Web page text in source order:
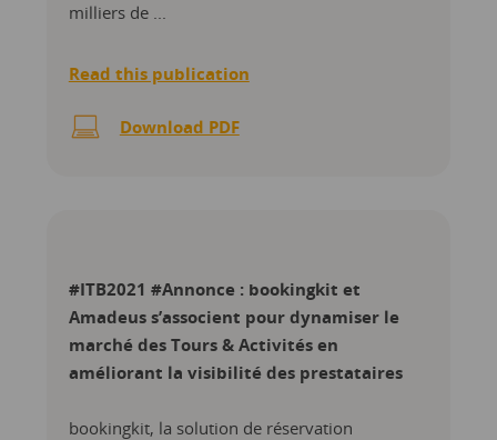
milliers de ...
Read this publication
Download PDF
#ITB2021 #Annonce : bookingkit et
Amadeus s’associent pour dynamiser le
marché des Tours & Activités en
améliorant la visibilité des prestataires
bookingkit, la solution de réservation